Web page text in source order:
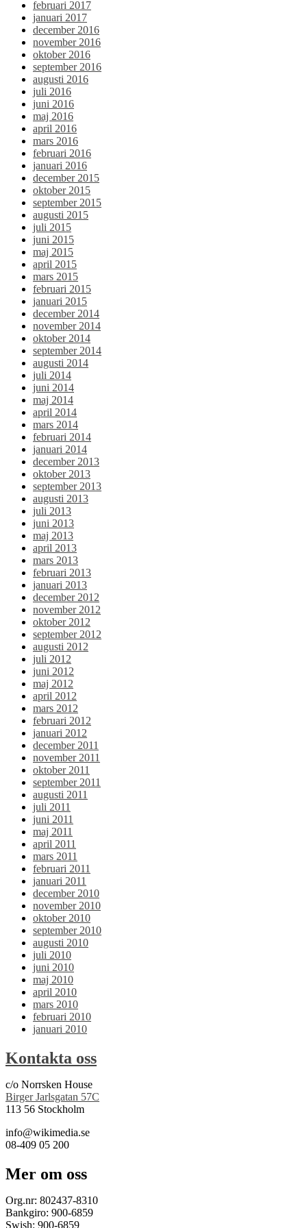
februari 2017
januari 2017
december 2016
november 2016
oktober 2016
september 2016
augusti 2016
juli 2016
juni 2016
maj 2016
april 2016
mars 2016
februari 2016
januari 2016
december 2015
oktober 2015
september 2015
augusti 2015
juli 2015
juni 2015
maj 2015
april 2015
mars 2015
februari 2015
januari 2015
december 2014
november 2014
oktober 2014
september 2014
augusti 2014
juli 2014
juni 2014
maj 2014
april 2014
mars 2014
februari 2014
januari 2014
december 2013
oktober 2013
september 2013
augusti 2013
juli 2013
juni 2013
maj 2013
april 2013
mars 2013
februari 2013
januari 2013
december 2012
november 2012
oktober 2012
september 2012
augusti 2012
juli 2012
juni 2012
maj 2012
april 2012
mars 2012
februari 2012
januari 2012
december 2011
november 2011
oktober 2011
september 2011
augusti 2011
juli 2011
juni 2011
maj 2011
april 2011
mars 2011
februari 2011
januari 2011
december 2010
november 2010
oktober 2010
september 2010
augusti 2010
juli 2010
juni 2010
maj 2010
april 2010
mars 2010
februari 2010
januari 2010
Kontakta oss
c/o Norrsken House
Birger Jarlsgatan 57C
113 56 Stockholm
info@wikimedia.se
08-409 05 200
Mer om oss
Org.nr: 802437-8310
Bankgiro: 900-6859
Swish: 900-6859